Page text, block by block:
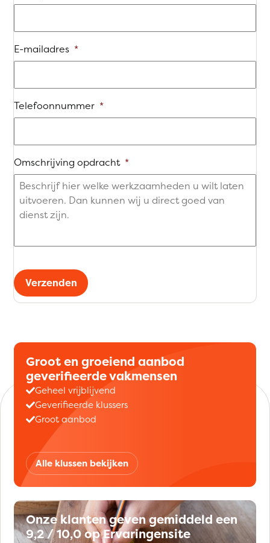
E-mailadres *
Telefoonnummer *
Omschrijving opdracht *
Verzenden
Groot en groeiend aanbod
geverifieerde vakmensen
Geheel vrijblijvend
Geverifieerde klussers
Groot aanbod
Alle klussen bekijken
Onze klanten geven gemiddeld een
9,2 / 10,0 op Ervaringensite